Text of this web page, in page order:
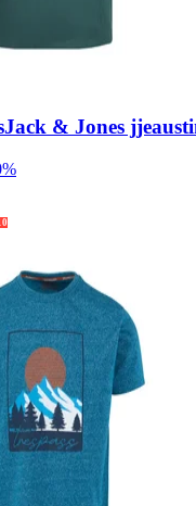
Jack & Jones
%